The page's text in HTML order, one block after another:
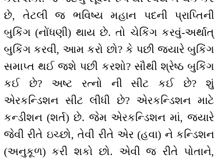
છે, તેટલી જ ભવિષ્ય મહાન પદની પ્રાપ્તિની
બુકિંગ (નોંધણી) થાય છે. તો ચેકિંગ કરવું-અર્થાત્
બુકિંગ કરવી, આમ કરો છો? કે પછી જ્યારે બુકિંગ
સમાપ્ત થઈ જશે પછી કરશો? સૌથી શ્રેષ્ઠ બુકિંગ
કઈ છે? અષ્ટ રત્નો ની સીટ કઈ છે? શું
એરકન્ડિશન સીટ લીધી છે? એરકન્ડિશન માટે
કન્ડીશન (શર્ત) છે. જેમ એરકન્ડિશન માં, જ્યારે
જેવી રીતે ઇચ્છો, તેવી રીતે એર (હવા) ને કન્ડિશન
(અનુકૂળ) કરી શકો છો. એવી જ રીતે પોતાને,